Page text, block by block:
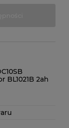
BL1021B 2ah